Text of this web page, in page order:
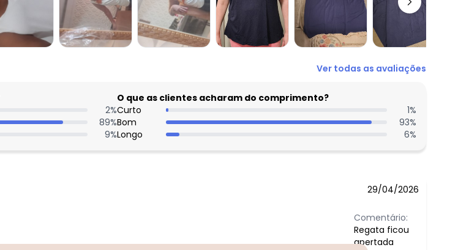
R$ 24,99
R$ 24,99
Ver todas as avaliações
2%
89%
9%
O que as clientes acharam do comprimento?
Curto
1%
Bom
93%
Longo
6%
29/04/2026
Comentário:
Regata ficou
apertada